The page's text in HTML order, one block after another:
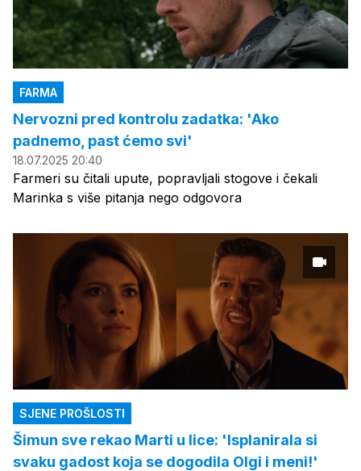
FARMA
Nervozni pred kontrolu zadatka: 'Ako
padnemo, past ćemo svi'
18.07.2025 20:40
Farmeri su čitali upute, popravljali stogove i čekali
Marinka s više pitanja nego odgovora
SJENE PROŠLOSTI
Šimun sve rekao Marti u lice: 'Isplanirala si
svaku gadost koja se dogodila Olgi i meni!'